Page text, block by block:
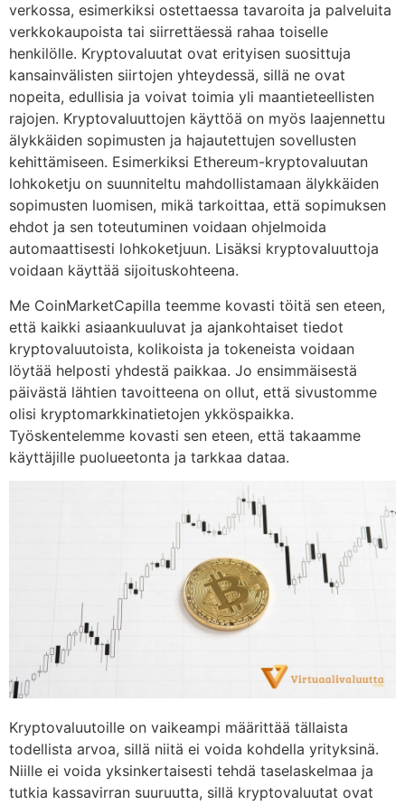
verkossa, esimerkiksi ostettaessa tavaroita ja palveluita
verkkokaupoista tai siirrettäessä rahaa toiselle
henkilölle. Kryptovaluutat ovat erityisen suosittuja
kansainvälisten siirtojen yhteydessä, sillä ne ovat
nopeita, edullisia ja voivat toimia yli maantieteellisten
rajojen. Kryptovaluuttojen käyttöä on myös laajennettu
älykkäiden sopimusten ja hajautettujen sovellusten
kehittämiseen. Esimerkiksi Ethereum-kryptovaluutan
lohkoketju on suunniteltu mahdollistamaan älykkäiden
sopimusten luomisen, mikä tarkoittaa, että sopimuksen
ehdot ja sen toteutuminen voidaan ohjelmoida
automaattisesti lohkoketjuun. Lisäksi kryptovaluuttoja
voidaan käyttää sijoituskohteena.
Me CoinMarketCapilla teemme kovasti töitä sen eteen,
että kaikki asiaankuuluvat ja ajankohtaiset tiedot
kryptovaluutoista, kolikoista ja tokeneista voidaan
löytää helposti yhdestä paikkaa. Jo ensimmäisestä
päivästä lähtien tavoitteena on ollut, että sivustomme
olisi kryptomarkkinatietojen ykköspaikka.
Työskentelemme kovasti sen eteen, että takaamme
käyttäjille puolueetonta ja tarkkaa dataa.
Kryptovaluutoille on vaikeampi määrittää tällaista
todellista arvoa, sillä niitä ei voida kohdella yrityksinä.
Niille ei voida yksinkertaisesti tehdä taselaskelmaa ja
tutkia kassavirran suuruutta, sillä kryptovaluutat ovat